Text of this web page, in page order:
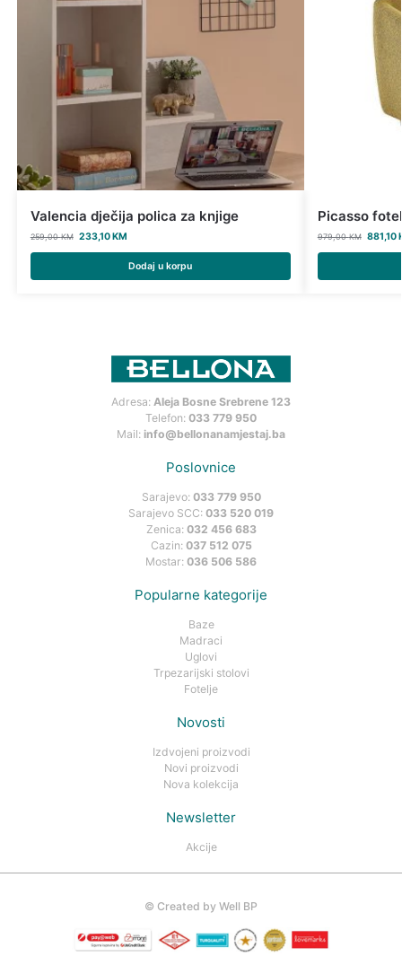
Valencia dječija polica za knjige
259,00KM 233,10KM
Dodaj u korpu
Picasso
979,00KM 881,10
Adresa: Aleja Bosne Srebrene 123
Telefon: 033 779 950
Mail: info@bellonanamjestaj.ba
Poslovnice
Sarajevo: 033 779 950
Sarajevo SCC: 033 520 019
Zenica: 032 456 683
Cazin: 037 512 075
Mostar: 036 506 586
Popularne kategorije
Baze
Madraci
Uglovi
Trpezarijski stolovi
Fotelje
Novosti
Izdvojeni proizvodi
Novi proizvodi
Nova kolekcija
Newsletter
Akcije
© Created by Well BP